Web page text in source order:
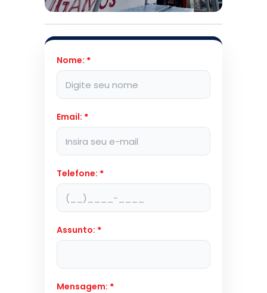
Nome: *
Email: *
Telefone: *
Assunto: *
Mensagem: *